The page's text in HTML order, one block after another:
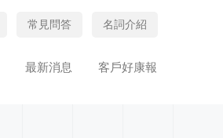
常見問答 名詞介紹
最新消息 客戶好康報